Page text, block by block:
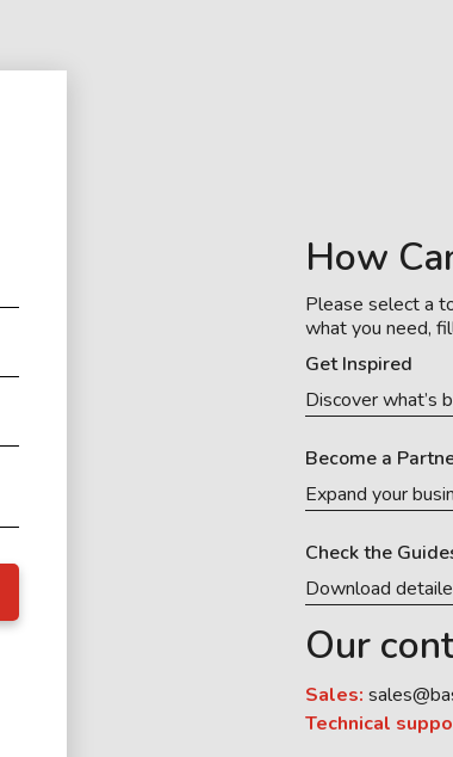
How
Please select a
what you need,
Get Inspired
Discover what’s
Become a
Expand your
Check the
Download
Our
Sales:
Technical